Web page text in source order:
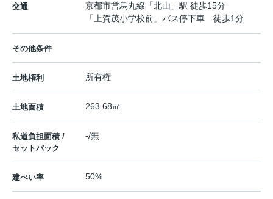
交通 京都市営烏丸線 「北山 」駅 徒歩15分
「上賀茂小学校前」バス停下車 徒歩1分
その他条件
土地権利 所有権
土地面積 263.68㎡
私道負担面積 /
セットバック
-/無
建ぺい率 50%